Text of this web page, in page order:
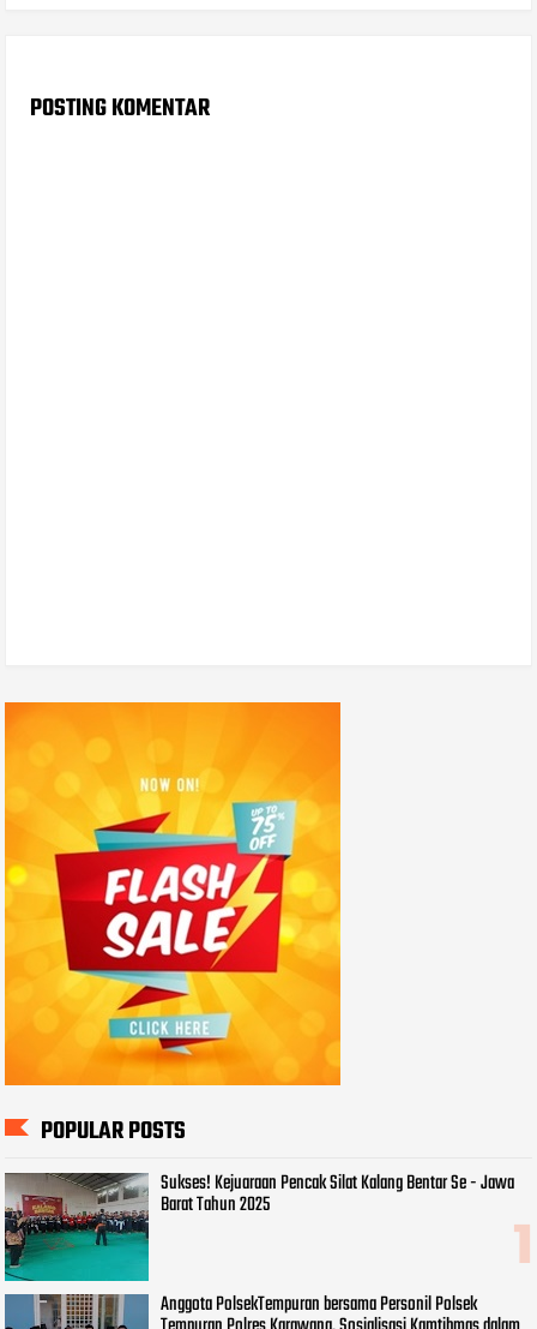
POSTING KOMENTAR
POPULAR POSTS
Sukses! Kejuaraan Pencak Silat Kalang Bentar Se - Jawa
Barat Tahun 2025
Anggota PolsekTempuran bersama Personil Polsek